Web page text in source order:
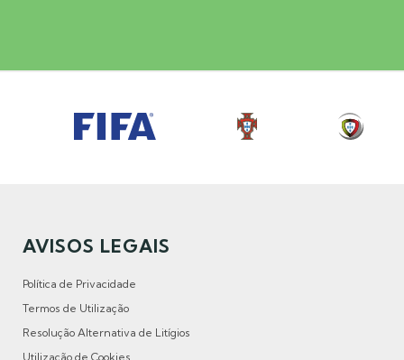
AVISOS LEGAIS
Política de Privacidade
Termos de Utilização
Resolução Alternativa de Litígios
Utilização de Cookies